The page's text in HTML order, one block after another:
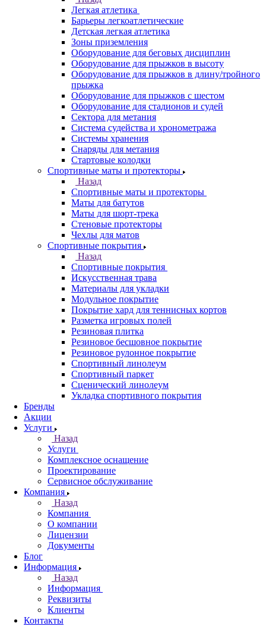
Легкая атлетика
Барьеры легкоатлетические
Детская легкая атлетика
Зоны приземления
Оборудование для беговых дисциплин
Оборудование для прыжков в высоту
Оборудование для прыжков в длину/тройного
прыжка
Оборудование для прыжков с шестом
Оборудование для стадионов и судей
Сектора для метания
Система судейства и хронометража
Системы хранения
Снаряды для метания
Стартовые колодки
Спортивные маты и протекторы
Назад
Спортивные маты и протекторы
Маты для батутов
Маты для шорт-трека
Стеновые протекторы
Чехлы для матов
Спортивные покрытия
Назад
Спортивные покрытия
Искусственная трава
Материалы для укладки
Модульное покрытие
Покрытие хард для теннисных кортов
Разметка игровых полей
Резиновая плитка
Резиновое бесшовное покрытие
Резиновое рулонное покрытие
Спортивный линолеум
Спортивный паркет
Сценический линолеум
Укладка спортивного покрытия
Бренды
Акции
Услуги
Назад
Услуги
Комплексное оснащение
Проектирование
Сервисное обслуживание
Компания
Назад
Компания
О компании
Лицензии
Документы
Блог
Информация
Назад
Информация
Реквизиты
Клиенты
Контакты